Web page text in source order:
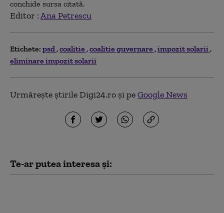
conchide sursa citată.
Editor :Ana Petrescu
Etichete: psd coalitie coalitie guvernare impozit solarii
eliminare impozit solarii
Urmărește știrile Digi24.ro și peGoogle News
Te-ar putea interesa și: